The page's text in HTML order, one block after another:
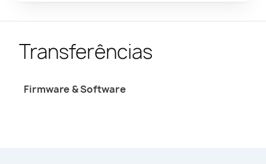
Transferências
Firmware & Software